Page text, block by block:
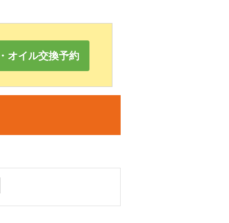
オイル交換予約